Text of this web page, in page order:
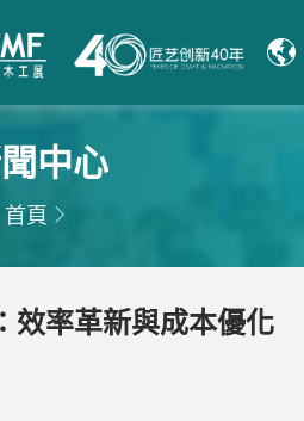
中心
首頁
效率革新與成本優化